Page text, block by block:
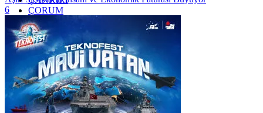
ÇORUM
İSTANBUL
İZMİR
ŞANLIURFA
ŞIRNAK
6